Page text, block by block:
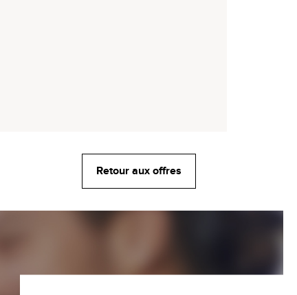
Retour aux offres